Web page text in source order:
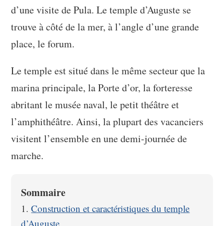
d’une visite de Pula. Le temple d’Auguste se
trouve à côté de la mer, à l’angle d’une grande
place, le forum.
Le temple est situé dans le même secteur que la
marina principale, la Porte d’or, la forteresse
abritant le musée naval, le petit théâtre et
l’amphithéâtre. Ainsi, la plupart des vacanciers
visitent l’ensemble en une demi-journée de
marche.
Sommaire
Construction et caractéristiques du temple
d’Auguste